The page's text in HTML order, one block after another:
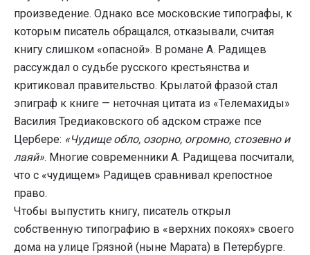
произведение. Однако все московские типографы, к
которым писатель обращался, отказывали, считая
книгу слишком «опасной». В романе А. Радищев
рассуждал о судьбе русского крестьянства и
критиковал правительство. Крылатой фразой стал
эпиграф к книге — неточная цитата из «Телемахиды»
Василия Тредиаковского об адском страже псе
Цербере: «Чудище обло, озорно, огромно, стозевно и
лаяй». Многие современники А. Радищева посчитали,
что с «чудищем» Радищев сравнивал крепостное
право.
Чтобы выпустить книгу, писатель открыл
собственную типографию в «верхних покоях» своего
дома на улице Грязной (ныне Марата) в Петербурге.